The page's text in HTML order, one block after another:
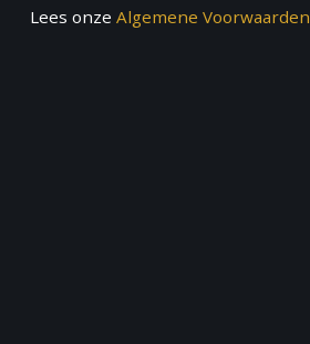
Lees onze Algemene Voorwaarden